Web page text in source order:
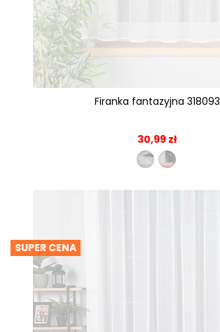
Firanka fantazyjna 318093
30,99 zł
SUPER CENA